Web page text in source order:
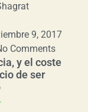
9, 2017
Comments
y el coste
de ser